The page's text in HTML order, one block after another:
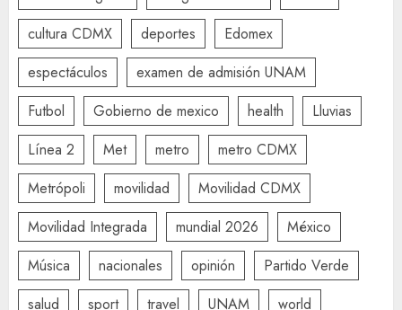
cultura CDMX
deportes
Edomex
espectáculos
examen de admisión UNAM
Futbol
Gobierno de mexico health
Lluvias
Línea 2
Met metro
metro CDMX
Metrópoli
movilidad
Movilidad CDMX
Movilidad Integrada
mundial 2026
México
Música
nacionales opinión
Partido Verde
salud
sport travel UNAM
world